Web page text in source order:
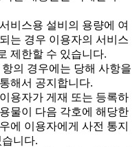
비스용 설비의 용량에 여
는 경우 이용자의 서비스
제한할 수 있습니다.
의 경우에는 당해 사항을
해서 공지합니다.
용자가 게재 또는 등록하
물이 다음 각호에 해당한
에 이용자에게 사전 통지
니다.